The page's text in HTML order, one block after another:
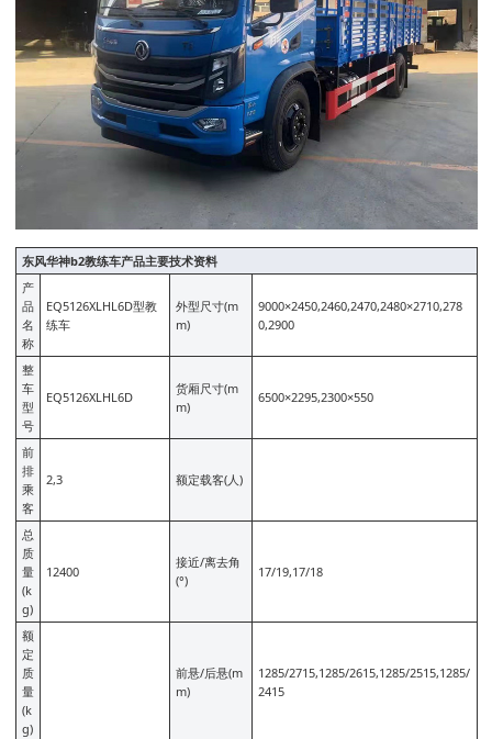
东风华神b2教练车产品主要技术资料
产
品
名
称
EQ5126XLHL6D型教
练车
外型尺寸(m
m)
9000×2450,2460,2470,2480×2710,278
0,2900
整
车
型
号
EQ5126XLHL6D
货厢尺寸(m
m)
6500×2295,2300×550
前
排
乘
客
2,3 额定载客(人)
总
质
量
(k
g)
12400
接近/离去角
(°)
17/19,17/18
额
定
质
量
(k
g)
前悬/后悬(m
m)
1285/2715,1285/2615,1285/2515,1285/
2415